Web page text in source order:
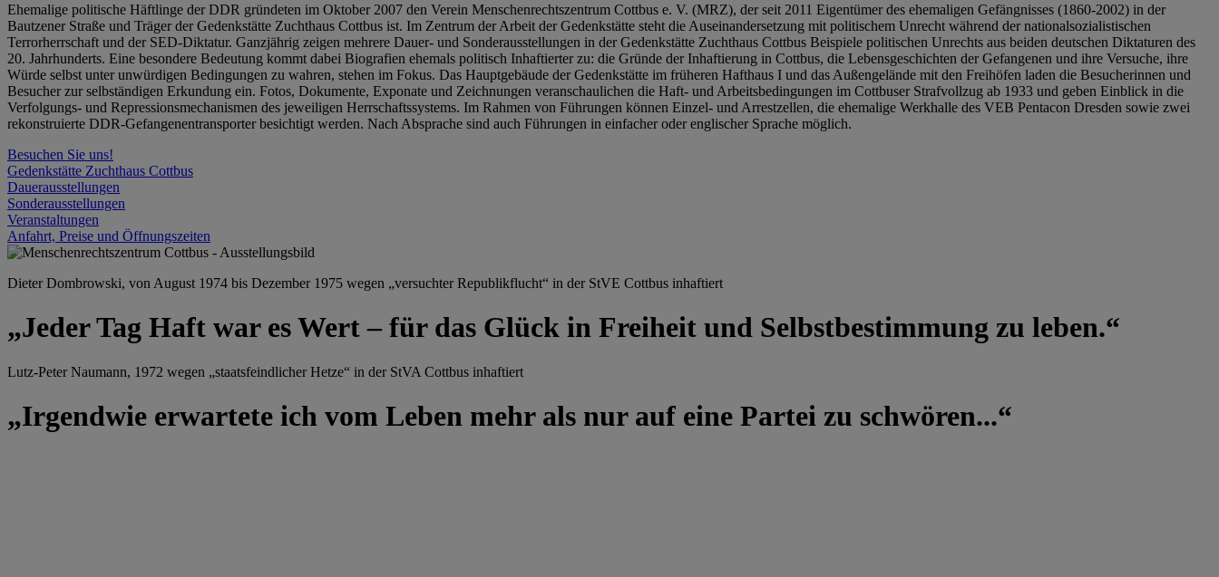
Ehemalige politische Häftlinge der DDR gründeten im Oktober 2007 den Verein Menschenrechtszentrum Cottbus e. V. (MRZ), der seit 2011 Eigentümer des ehemaligen Gefängnisses (1860-2002) in der
Bautzener Straße und Träger der Gedenkstätte Zuchthaus Cottbus ist. Im Zentrum der Arbeit der Gedenkstätte steht die Auseinandersetzung mit politischem Unrecht während der nationalsozialistischen
Terrorherrschaft und der SED-Diktatur. Ganzjährig zeigen mehrere Dauer- und Sonderausstellungen in der Gedenkstätte Zuchthaus Cottbus Beispiele politischen Unrechts aus beiden deutschen Diktaturen des
20. Jahrhunderts. Eine besondere Bedeutung kommt dabei Biografien ehemals politisch Inhaftierter zu: die Gründe der Inhaftierung in Cottbus, die Lebensgeschichten der Gefangenen und ihre Versuche, ihre
Würde selbst unter unwürdigen Bedingungen zu wahren, stehen im Fokus. Das Hauptgebäude der Gedenkstätte im früheren Hafthaus I und das Außengelände mit den Freihöfen laden die Besucherinnen und
Besucher zur selbständigen Erkundung ein. Fotos, Dokumente, Exponate und Zeichnungen veranschaulichen die Haft- und Arbeitsbedingungen im Cottbuser Strafvollzug ab 1933 und geben Einblick in die
Verfolgungs- und Repressionsmechanismen des jeweiligen Herrschaftssystems. Im Rahmen von Führungen können Einzel- und Arrestzellen, die ehemalige Werkhalle des VEB Pentacon Dresden sowie zwei
rekonstruierte DDR-Gefangenentransporter besichtigt werden. Nach Absprache sind auch Führungen in einfacher oder englischer Sprache möglich.
Besuchen Sie uns!
Gedenkstätte Zuchthaus Cottbus
Dauerausstellungen
Sonderausstellungen
Veranstaltungen
Anfahrt, Preise und Öffnungszeiten
Dieter Dombrowski, von August 1974 bis Dezember 1975 wegen „versuchter Republikflucht“ in der StVE Cottbus inhaftiert
„Jeder Tag Haft war es Wert – für das Glück in Freiheit und Selbstbestimmung zu leben.“
Lutz-Peter Naumann, 1972 wegen „staatsfeindlicher Hetze“ in der StVA Cottbus inhaftiert
„Irgendwie erwartete ich vom Leben mehr als nur auf eine Partei zu schwören...“